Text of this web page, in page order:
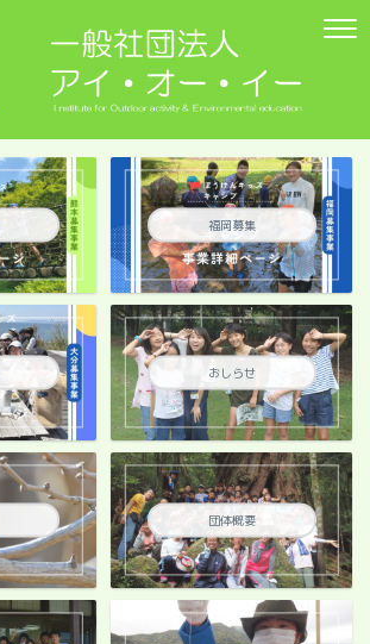
福岡募集
おしらせ
団体概要